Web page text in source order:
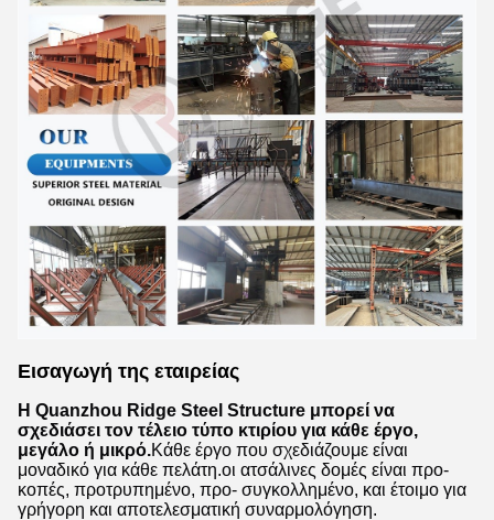
Εισαγωγή της εταιρείας
Η Quanzhou Ridge Steel Structure μπορεί να
σχεδιάσει τον τέλειο τύπο κτιρίου για κάθε έργο,
μεγάλο ή μικρό.Κάθε έργο που σχεδιάζουμε είναι
μοναδικό για κάθε πελάτη.οι ατσάλινες δομές είναι προ-
κοπές, προτρυπημένο, προ- συγκολλημένο, και έτοιμο για
γρήγορη και αποτελεσματική συναρμολόγηση.